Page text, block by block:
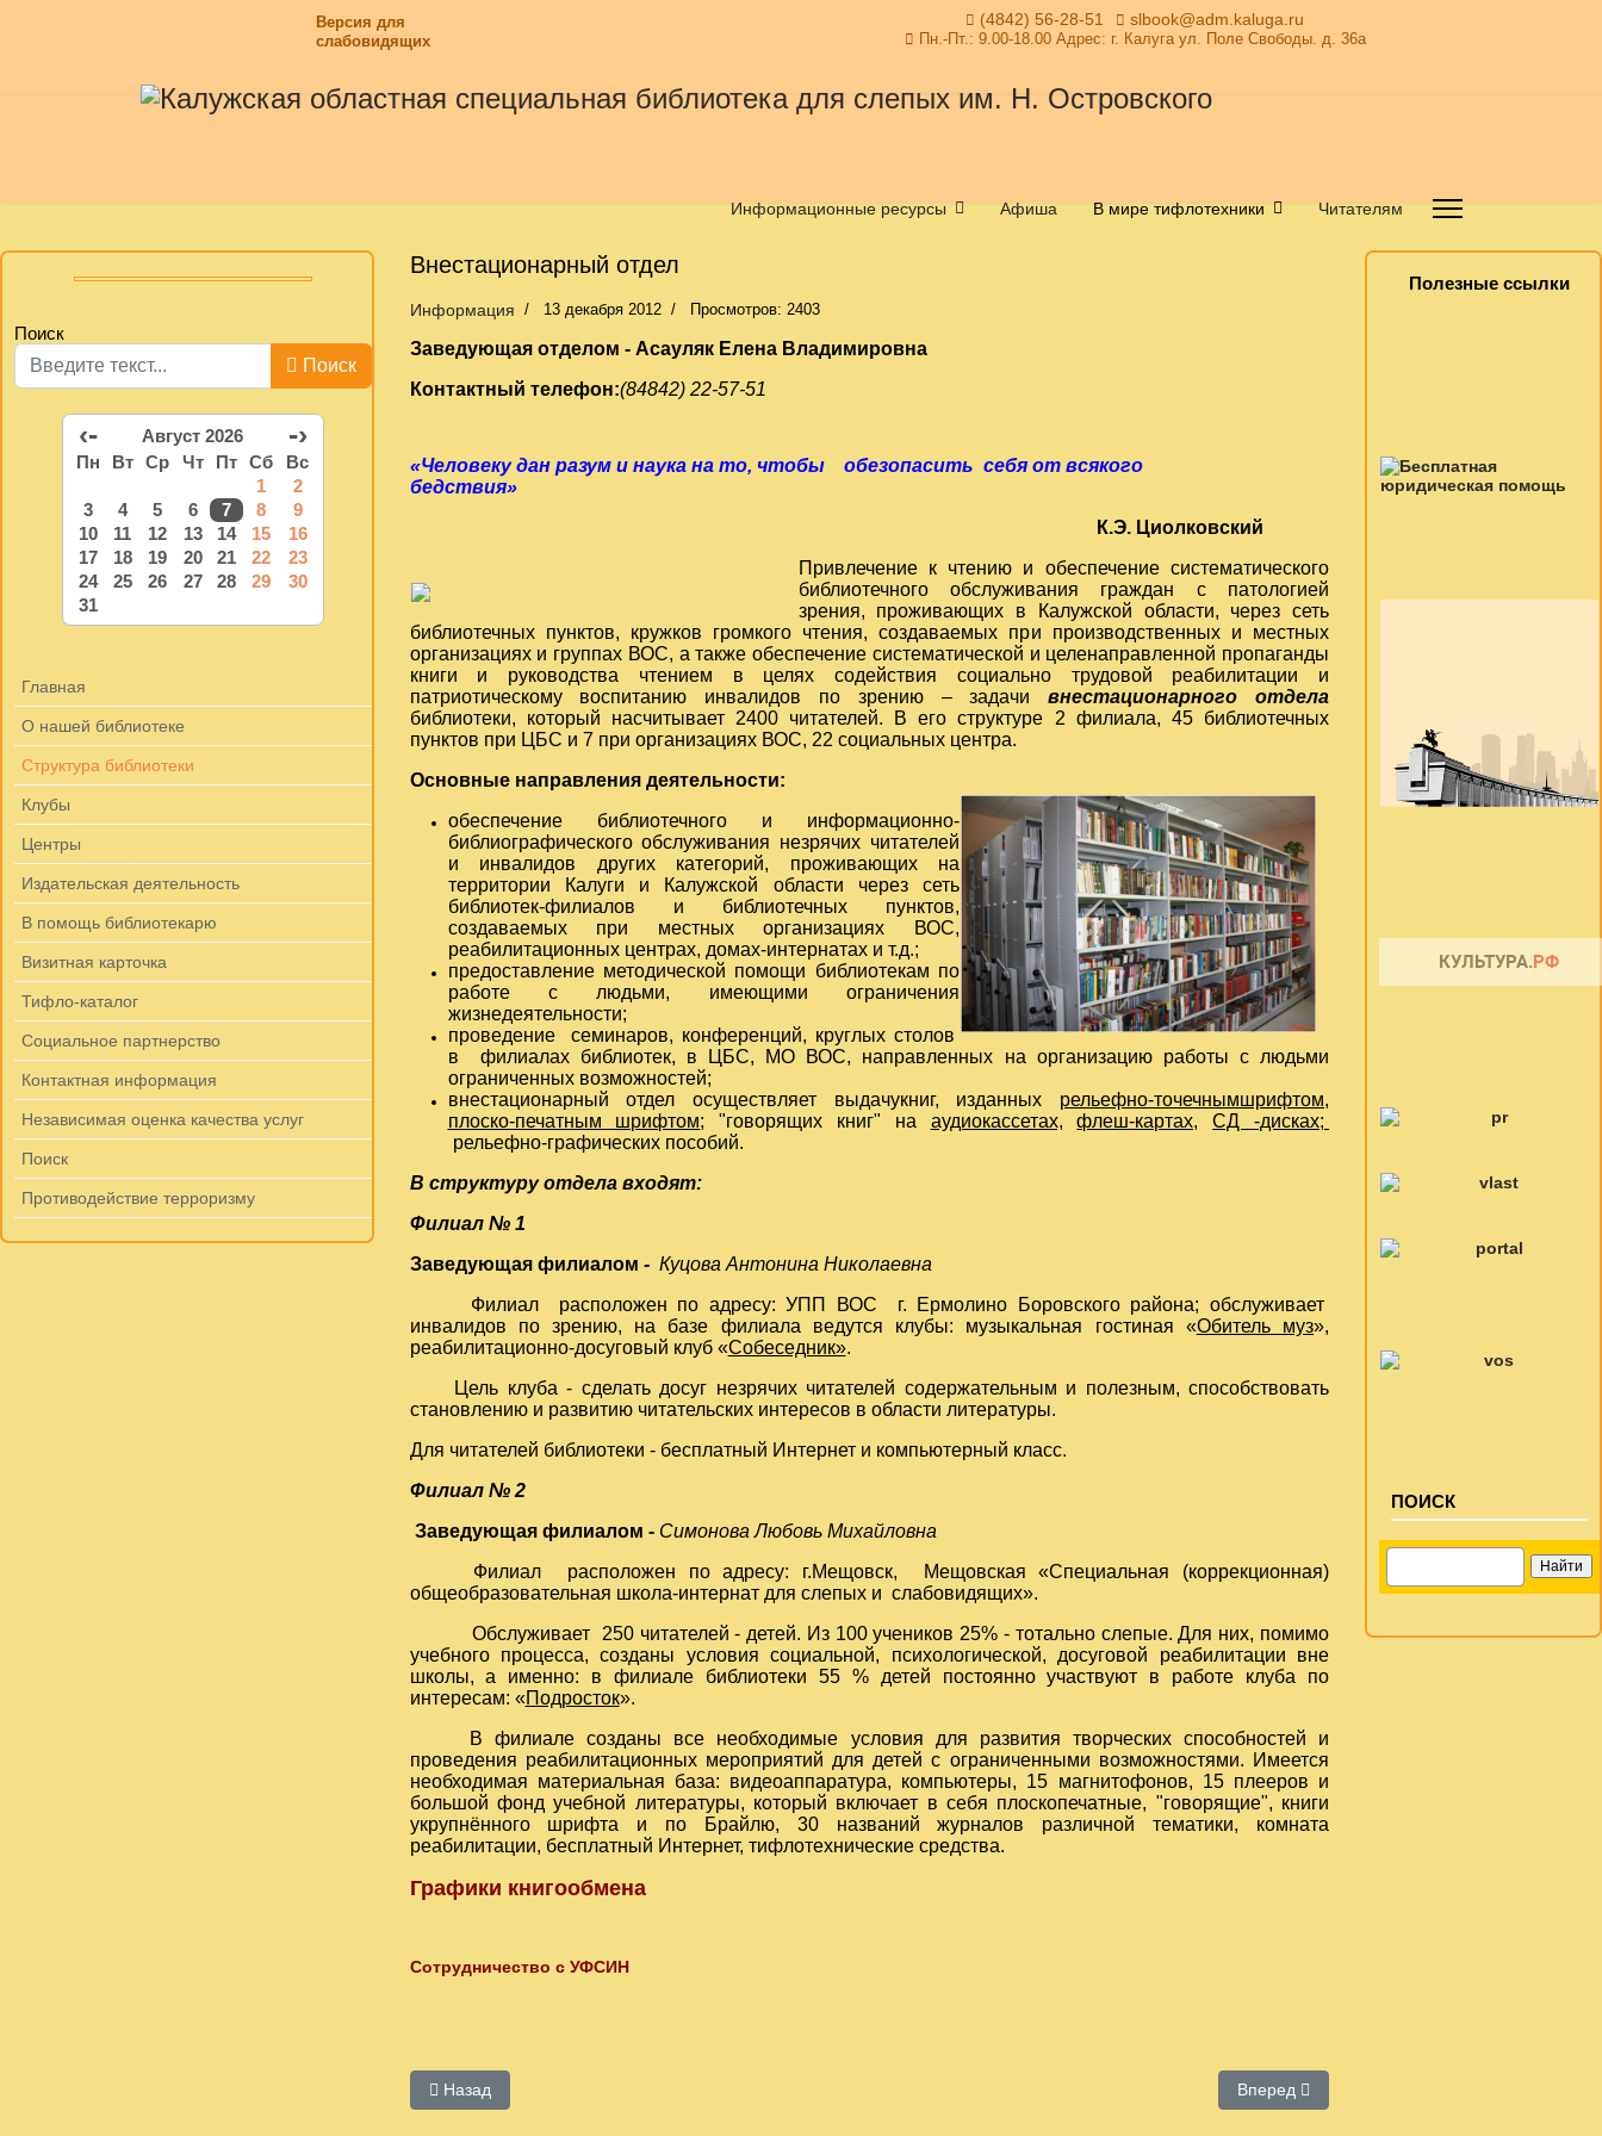
Версия для
слабовидящих
(4842) 56-28-51 slbook@adm.kaluga.ru
Пн.-Пт.: 9.00-18.00 Адрес: г. Калуга ул. Поле Свободы. д. 36а
Информационные ресурсы Афиша В мире тифлотехники Читателям
Поиск
Поиск
‹- Август 2026 -›
Пн Вт Ср Чт Пт Сб
Вс
1
2
3
4 5 6 7 8
9
10
11 12 13 14 15
16
17
18 19 20 21 22
23
24
25 26 27 28 29
30
31
Главная
О нашей библиотеке
Структура библиотеки
Клубы
Центры
Издательская деятельность
В помощь библиотекарю
Визитная карточка
Тифло-каталог
Социальное партнерство
Контактная информация
Независимая оценка качества услуг
Поиск
Противодействие терроризму
Внестационарный отдел
Информация 13 декабря 2012 Просмотров: 2403
Заведующая отделом - Асауляк Елена Владимировна
Контактный телефон:(84842) 22-57-51
«Человеку дан разум и наука на то, чтобы
обезопасить себя от всякого
бедствия»
К.Э. Циолковский
Привлечение к чтению и обеспечение систематического
библиотечного обслуживания граждан с патологией
зрения, проживающих в Калужской области, через сеть
библиотечных пунктов, кружков громкого чтения, создаваемых при производственных и местных
организациях и группах ВОС, а также обеспечение систематической и целенаправленной пропаганды
книги и руководства чтением в целях содействия социально трудовой реабилитации и
патриотическому воспитанию инвалидов по зрению – задачивнестационарного отдела
библиотеки, который насчитывает 2400 читателей. В его структуре 2 филиала, 45 библиотечных
пунктов при ЦБС и 7 при организациях ВОС, 22 социальных центра.
Основные направления деятельности:
обеспечение библиотечного и информационно-
библиографическогообслуживания незрячих читателей
и инвалидов других категорий, проживающих на
территории Калуги и Калужской области через сеть
библиотек-филиалов и библиотечных пунктов,
создаваемых при местных организациях ВОС,
реабилитационных центрах, домах-интернатах и т.д.;
предоставление методической помощи библиотекам по
работе с людьми, имеющими ограничения
жизнедеятельности;
проведение семинаров, конференций, круглых столов
в филиалах библиотек, в ЦБС, МО ВОС, направленных на организацию работы с людьми
ограниченных возможностей;
внестационарный отдел осуществляет выдачукниг, изданных рельефно-точечнымшрифтом,
плоско-печатным шрифтом; "говорящих книг" на аудиокассетах, флеш-картах,
СД -дисках;
рельефно-графических пособий.
В структуру отдела входят:
Филиал № 1
Заведующая филиалом - Куцова Антонина Николаевна
Филиал расположен по адресу: УПП ВОС г. Ермолино Боровского района; обслуживает
инвалидов по зрению, на базе филиала ведутся клубы: музыкальная гостиная «Обитель муз»,
реабилитационно-досуговый клуб «Собеседник».
Цель клуба - сделать досуг незрячих читателей содержательным и полезным, способствовать
становлению и развитию читательских интересов в области литературы.
Для читателей библиотеки - бесплатный Интернет и компьютерный класс.
Филиал № 2
Заведующая филиалом - Симонова Любовь Михайловна
Филиал расположен по адресу: г.Мещовск, Мещовская «Специальная (коррекционная)
общеобразовательная школа-интернат для слепых и слабовидящих».
Обслуживает 250 читателей - детей. Из 100 учеников 25% - тотально слепые. Для них, помимо
учебного процесса, созданы условия социальной, психологической, досуговой реабилитации вне
школы, а именно: в филиале библиотеки 55 % детей постоянно участвуют в работе клуба по
интересам: «Подросток».
В филиале созданы все необходимые условия для развития творческих способностей и
проведения реабилитационных мероприятий для детей с ограниченными возможностями. Имеется
необходимая материальная база: видеоаппаратура, компьютеры, 15 магнитофонов, 15 плееров и
большой фонд учебной литературы, который включает в себя плоскопечатные, "говорящие", книги
укрупнённого шрифта и по Брайлю, 30 названий журналов различной тематики, комната
реабилитации, бесплатный Интернет, тифлотехнические средства.
Графики книгообмена
Сотрудничество с УФСИН
Предыдущий: Филиал № 1
Назад Следующий: Отдел развития
Вперед
Полезные ссылки
ПОИСК